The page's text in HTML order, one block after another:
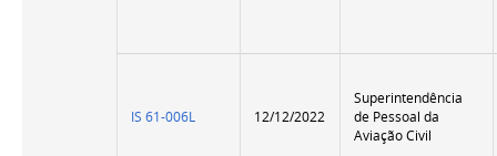
IS 61-006L 12/12/2022
Superintendência
de Pessoal da
Aviação Civil